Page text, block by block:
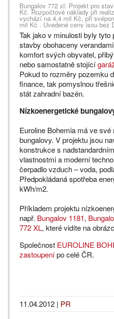
Bungalov 772 xl: Projekt pro
Kč. Rozpočtové náklady při
vychází na 4,4 mil Kč, při
mil Kč . Uvedené ceny jsou bez
Tak jako v minulosti byly
stavby obohaceny
komfort svých obyvatel,
nebo samostatně stojící
Pokud to rozměry pozemku
finance, tak pomyslnou
stát zahradní bazén.
Nízkoenergetické
Euroline Bohemia má ve
bungalovy. V projektu jsou
konstrukce s
vlastnostmi a moderní
čerpadlo vzduch – voda,
Předpokládaná spotřeba
kWh/m2.
Příkladem projektu
např. Bungalov 1181,
772 XL, které vidíte na
Společnost EUROLINE
zastoupenípo celé ČR.
11.04.2012 | PR